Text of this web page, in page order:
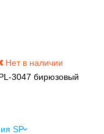
Нет в наличии
3047 бирюзовый